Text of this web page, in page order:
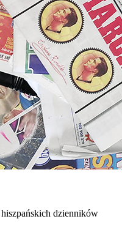
dzienników